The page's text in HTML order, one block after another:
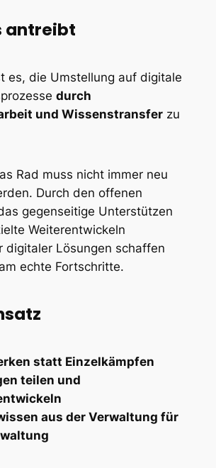
antreibt
es, die Umstellung auf digitale
durch
und Wissenstransferzu
Rad muss nicht immer neu
Durch den offenen
gegenseitige Unterstützen
Weiterentwickeln
digitaler Lösungen schaffen
echte Fortschritte.
statt Einzelkämpfen
teilen und
aus der Verwaltung für